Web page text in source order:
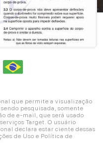
que permite a visualização
pesquisada, somente
de e-mail, que será usado
Target. O usuário
declara estar ciente dessas
de Uso e Política de